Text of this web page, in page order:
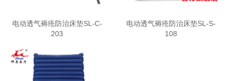
电动透气褥疮防治床垫SL-C-
203
电动透气褥疮防治床垫SL-S-
108